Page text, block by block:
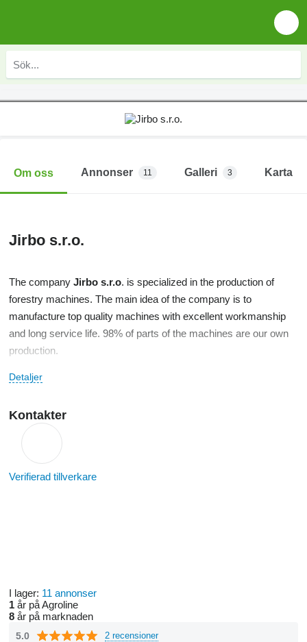
Om oss Annonser 11 Galleri 3 Karta
Jirbo s.r.o.
The company Jirbo s.r.o. is specialized in the production of
forestry machines. The main idea of the company is to
manufacture top quality machines with excellent workmanship
and long service life. 98% of parts of the machines are our own
production.
2018 – Establishment of the limited liability company
2016 - Launching of MABO production
2014 - Development and production of KATANA wood
chipper
2013 - Development and production of the first MABO
wood chipper
channels
1993 - Production of machined components for presses
1992 - Establishment of the sole proprietorship JIRBO
Detaljer
Kontakter
Verifierad tillverkare
I lager: 11 annonser
1 år på Agroline
8 år på marknaden
5.0 2 recensioner